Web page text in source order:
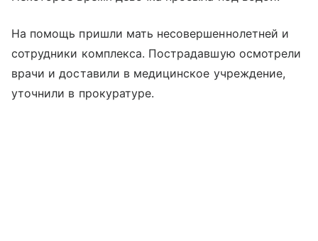
На помощь пришли мать несовершеннолетней и
сотрудники комплекса. Пострадавшую осмотрели
врачи и доставили в медицинское учреждение,
уточнили в прокуратуре.